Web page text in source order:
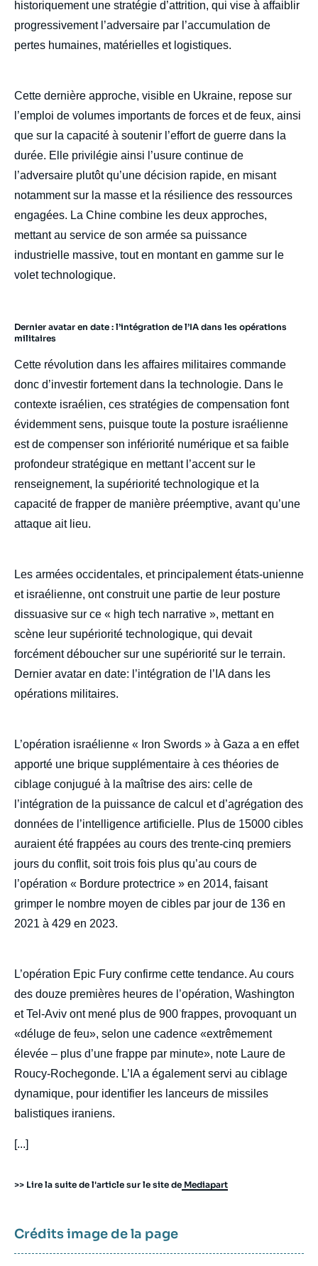
historiquement une stratégie d’attrition, qui vise à affaiblir
progressivement l’adversaire par l’accumulation de
pertes humaines, matérielles et logistiques.
Cette dernière approche, visible en Ukraine, repose sur
l’emploi de volumes importants de forces et de feux, ainsi
que sur la capacité à soutenir l’effort de guerre dans la
durée. Elle privilégie ainsi l’usure continue de
l’adversaire plutôt qu’une décision rapide, en misant
notamment sur la masse et la résilience des ressources
engagées. La Chine combine les deux approches,
mettant au service de son armée sa puissance
industrielle massive, tout en montant en gamme sur le
volet technologique.
Dernier avatar en date : l’intégration de l’IA dans les opérations
militaires
Cette révolution dans les affaires militaires commande
donc d’investir fortement dans la technologie. Dans le
contexte israélien, ces stratégies de compensation font
évidemment sens, puisque toute la posture israélienne
est de compenser son infériorité numérique et sa faible
profondeur stratégique en mettant l’accent sur le
renseignement, la supériorité technologique et la
capacité de frapper de manière préemptive, avant qu’une
attaque ait lieu.
Les armées occidentales, et principalement états-unienne
et israélienne, ont construit une partie de leur posture
dissuasive sur ce « high tech narrative », mettant en
scène leur supériorité technologique, qui devait
forcément déboucher sur une supériorité sur le terrain.
Dernier avatar en date: l’intégration de l’IA dans les
opérations militaires.
L’opération israélienne « Iron Swords » à Gaza a en effet
apporté une brique supplémentaire à ces théories de
ciblage conjugué à la maîtrise des airs: celle de
l’intégration de la puissance de calcul et d’agrégation des
données de l’intelligence artificielle. Plus de 15000 cibles
auraient été frappées au cours des trente-cinq premiers
jours du conflit, soit trois fois plus qu’au cours de
l’opération « Bordure protectrice » en 2014, faisant
grimper le nombre moyen de cibles par jour de 136 en
2021 à 429 en 2023.
L’opération Epic Fury confirme cette tendance. Au cours
des douze premières heures de l’opération, Washington
et Tel-Aviv ont mené plus de 900 frappes, provoquant un
«déluge de feu», selon une cadence «extrêmement
élevée – plus d’une frappe par minute», note Laure de
Roucy-Rochegonde. L’IA a également servi au ciblage
dynamique, pour identifier les lanceurs de missiles
balistiques iraniens.
[...]
>> Lire la suite de l'article sur le site de Mediapart
Crédits image de la page